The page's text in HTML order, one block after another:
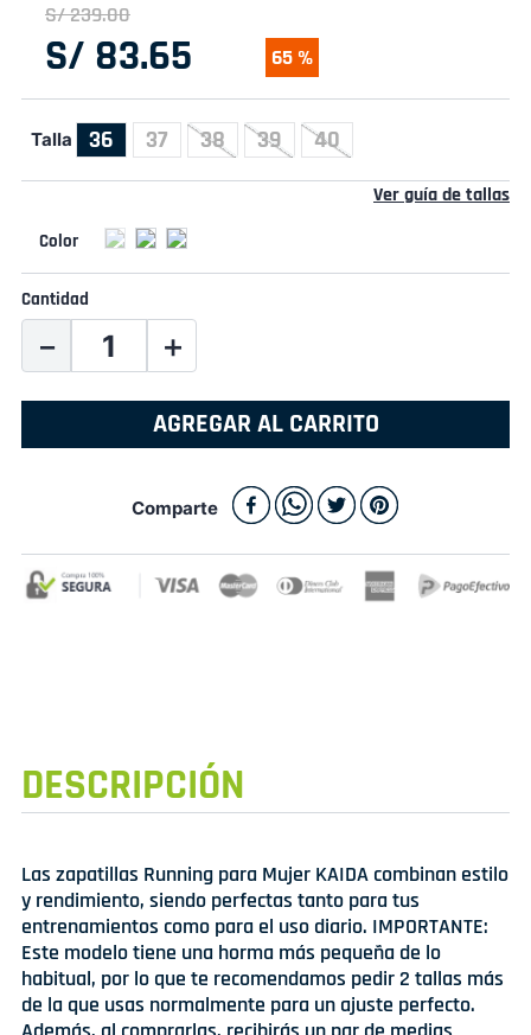
S/239.00
S/ 83.65 65 %
Talla 36 37 38 39 40
Ver guía de tallas
Cantidad
＋
－
AGREGAR AL CARRITO
Comparte
DESCRIPCIÓN
Las zapatillas Running para Mujer KAIDA combinan estilo
y rendimiento, siendo perfectas tanto para tus
entrenamientos como para el uso diario. IMPORTANTE:
Este modelo tiene una horma más pequeña de lo
habitual, por lo que te recomendamos pedir 2 tallas más
de la que usas normalmente para un ajuste perfecto.